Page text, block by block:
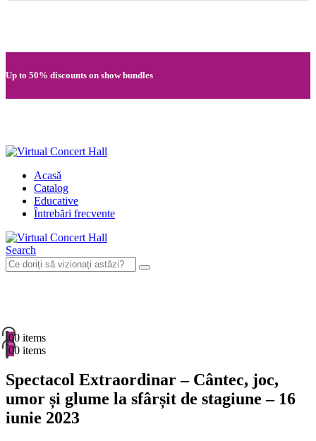
Up to 50% discounts on show bundles
Acasă
Catalog
Educative
Întrebări frecvente
Search
00 items
00 items
Spectacol Extraordinar – Cântec, joc,
umor și glume la sfârșit de stagiune – 16
iunie 2023